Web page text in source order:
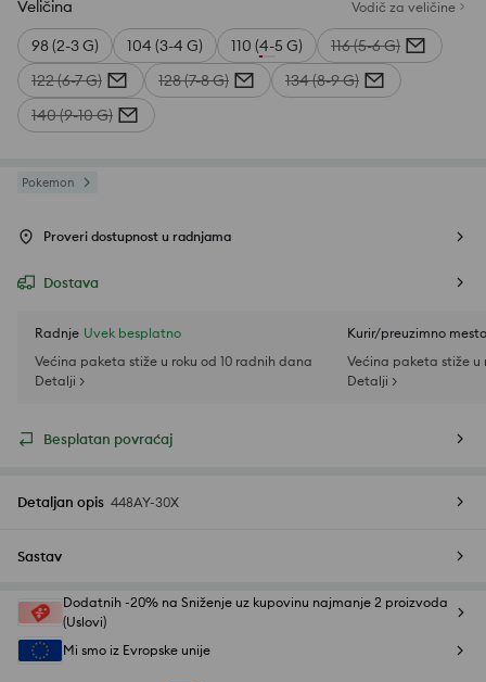
Veličina Vodič za veličine
98 (2-3 G) 104 (3-4 G) 110 (4-5 G)
116 (5-6 G)
122 (6-7 G)
128 (7-8 G)
134 (8-9 G)
140 (9-10 G)
Pokemon
Proveri dostupnost u radnjama
Dostava
Radnje Uvek besplatno
Većina paketa stiže u roku od 10 radnih dana
Detalji >
Kurir/preuzimno mesto
Većina paketa stiže u
Detalji >
Besplatan povraćaj
Detaljan opis 448AY-30X
Sastav
Dodatnih -20% na Sniženje uz kupovinu najmanje 2 proizvoda
(Uslovi)
Mi smo iz Evropske unije